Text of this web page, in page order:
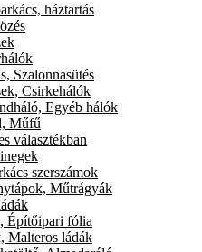
háztartás
Szalonnasütés
Csirkehálók
Egyéb hálók
Műfű
választékban
szerszámok
Műtrágyák
Építőipari fólia
Malteros ládák